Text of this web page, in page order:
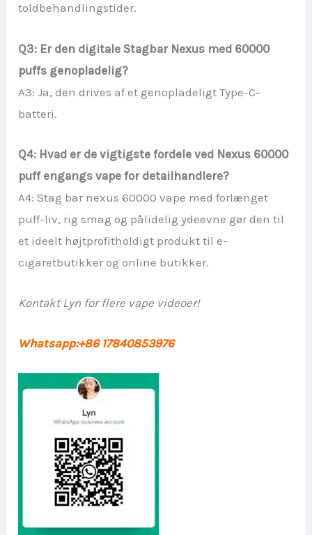
toldbehandlingstider.
Q3: Er den digitale Stagbar Nexus med 60000
puffs genopladelig?
A3: Ja, den drives af et genopladeligt Type-C-
batteri.
Q4: Hvad er de vigtigste fordele ved Nexus 60000
puff engangs vape for detailhandlere?
A4: Stag bar nexus 60000 vape med forlænget
puff-liv, rig smag og pålidelig ydeevne gør den til
et ideelt højtprofitholdigt produkt til e-
cigaretbutikker og online butikker.
Kontakt Lyn for flere vape videoer!
Whatsapp:+86 17840853976